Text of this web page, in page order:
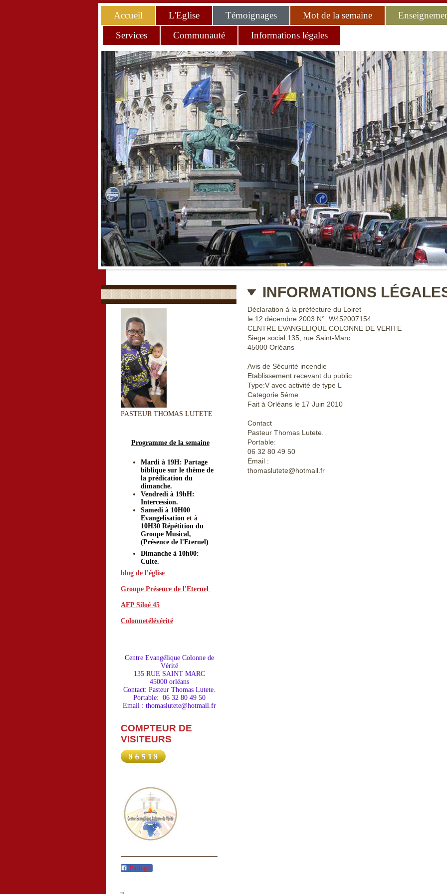
Accueil L'Eglise Témoignages Mot de la semaine
Services
Communauté Informations légales
PASTEUR THOMAS LUTETE
Programme de la semaine
Mardi à 19H: Partage
biblique sur le thème de
la prédication du
dimanche.
Vendredi à 19hH:
Intercession.
Samedi à 10H00
Evangelisation et à
10H30 Répétition du
Groupe Musical,
(Présence de l'Eternel)
Dimanche à 10h00:
Culte.
blog de l'église
Groupe Présence de l'Eternel
AFP Siloé 45
Colonnetélévérité
Centre Evangélique Colonne de
Vérité
135 RUE SAINT MARC
45000 orléans
Contact: Pasteur Thomas Lutete.
Portable: 06 32 80 49 50
Email : thomaslutete@hotmail.fr
COMPTEUR DE
VISITEURS
Partager
INFORMATIONS
Déclaration à la préfécture du Loiret
le 12 décembre 2003 N°: W452007154
CENTRE EVANGELIQUE COLONNE DE VERITE
Siege social:135, rue Saint-Marc
45000 Orléans
Avis de Sécurité incendie
Etablissement recevant du public
Type:V avec activité de type L
Categorie 5éme
Fait à Orléans le 17 Juin 2010
Contact
Pasteur Thomas Lutete.
Portable:
06 32 80 49 50
Email :
thomaslutete@hotmail.fr